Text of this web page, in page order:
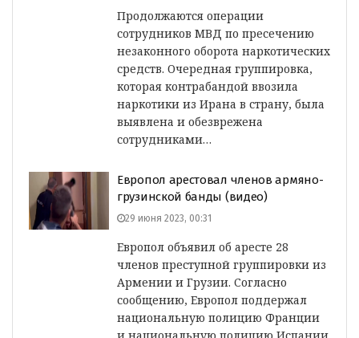
Продолжаются операции
сотрудников МВД по пресечению
незаконного оборота наркотических
средств. Очередная группировка,
которая контрабандой ввозила
наркотики из Ирана в страну, была
выявлена и обезврежена
сотрудниками…
Европол арестовал членов армяно-
грузинской банды (видео)
29 июня 2023, 00:31
Европол объявил об аресте 28
членов преступной группировки из
Армении и Грузии. Согласно
сообщению, Европол поддержал
национальную полицию Франции